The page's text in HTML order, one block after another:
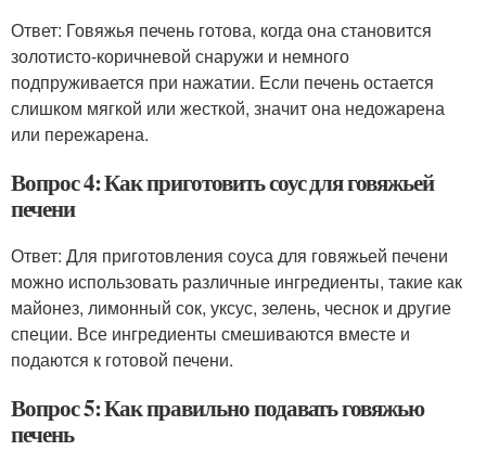
Ответ: Говяжья печень готова, когда она становится
золотисто-коричневой снаружи и немного
подпруживается при нажатии. Если печень остается
слишком мягкой или жесткой, значит она недожарена
или пережарена.
Вопрос 4: Как приготовить соус для говяжьей
печени
Ответ: Для приготовления соуса для говяжьей печени
можно использовать различные ингредиенты, такие как
майонез, лимонный сок, уксус, зелень, чеснок и другие
специи. Все ингредиенты смешиваются вместе и
подаются к готовой печени.
Вопрос 5: Как правильно подавать говяжью
печень